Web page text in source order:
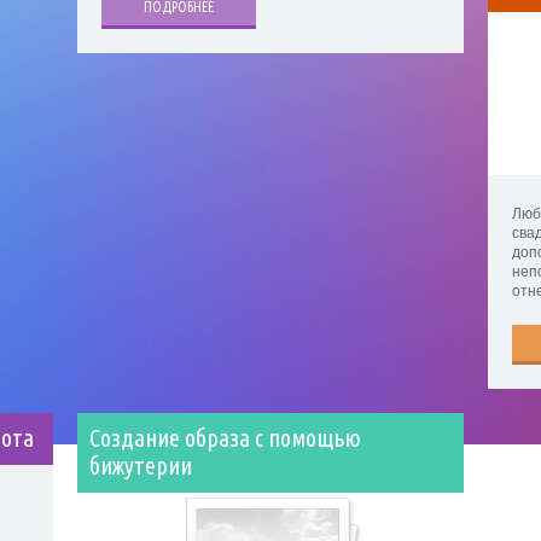
ПОДРОБНЕЕ
Создание образа с помощью
бижутерии